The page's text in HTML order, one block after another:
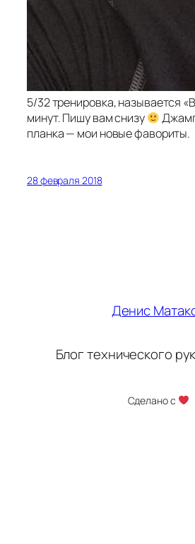
5/32 тренировка, называется
минут. Пишу вам снизу
планка — мои новые фавориты.
28 февраля 2018
Денис
Блог технического
Сделано с